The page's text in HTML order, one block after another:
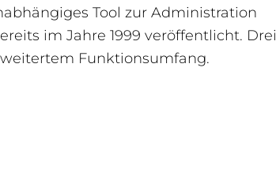
Tool zur Administration
im Jahre 1999 veröffentlicht. Drei
Funktionsumfang.